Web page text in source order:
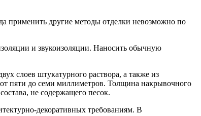
применить другие методы отделки невозможно по
и звукоизоляции. Наносить обычную
слоев штукатурного раствора, а также из
пяти до семи миллиметров. Толщина накрывочного
не содержащего песок.
декоративных требованиям. В